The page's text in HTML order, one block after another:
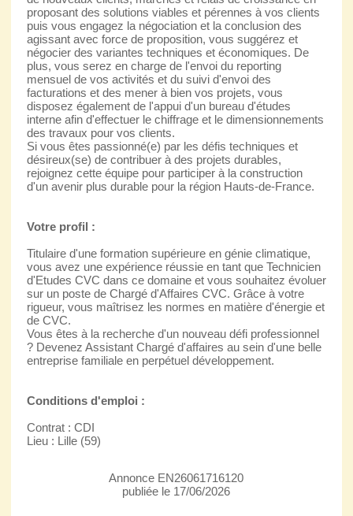
proposant des solutions viables et pérennes à vos clients
puis vous engagez la négociation et la conclusion des
agissant avec force de proposition, vous suggérez et
négocier des variantes techniques et économiques. De
plus, vous serez en charge de l'envoi du reporting
mensuel de vos activités et du suivi d'envoi des
facturations et des mener à bien vos projets, vous
disposez également de l'appui d'un bureau d'études
interne afin d'effectuer le chiffrage et le dimensionnements
des travaux pour vos clients.
Si vous êtes passionné(e) par les défis techniques et
désireux(se) de contribuer à des projets durables,
rejoignez cette équipe pour participer à la construction
d'un avenir plus durable pour la région Hauts-de-France.
Votre profil :
Titulaire d'une formation supérieure en génie climatique,
vous avez une expérience réussie en tant que Technicien
d'Etudes CVC dans ce domaine et vous souhaitez évoluer
sur un poste de Chargé d'Affaires CVC. Grâce à votre
rigueur, vous maîtrisez les normes en matière d'énergie et
de CVC.
Vous êtes à la recherche d'un nouveau défi professionnel
? Devenez Assistant Chargé d'affaires au sein d'une belle
entreprise familiale en perpétuel développement.
Conditions d'emploi :
Contrat : CDI
Lieu : Lille (59)
Annonce EN26061716120
publiée le 17/06/2026